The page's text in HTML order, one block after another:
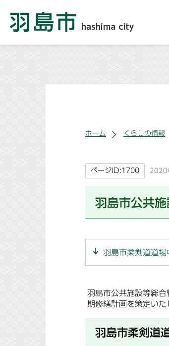
ホーム くらしの情報
ページID:1700 2020
羽島市公共
羽島市柔剣道道場
羽島市公共施設等総
期修繕計画を策定いた
羽島市柔剣道